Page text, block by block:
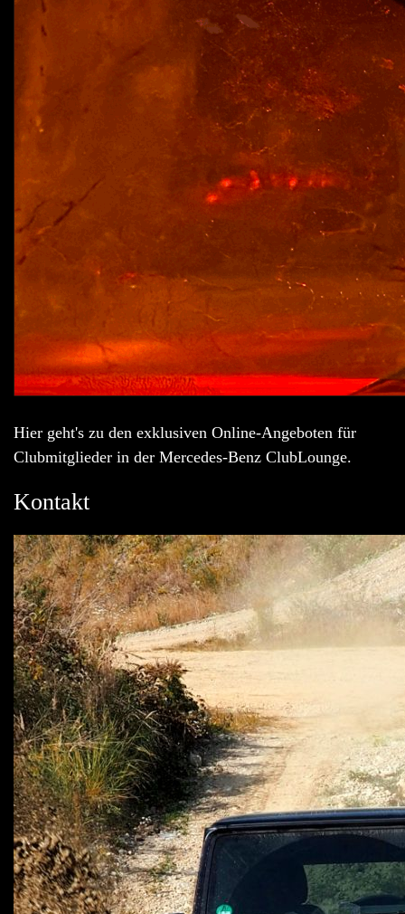
Hier geht's zu den exklusiven Online-Angeboten für
Clubmitglieder in der Mercedes-Benz ClubLounge.
Kontakt